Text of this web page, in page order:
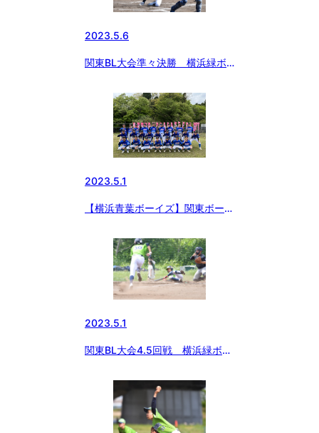
2023.5.6
関東BL大会準々決勝 横浜緑ボ
2023.5.1
【横浜青葉ボーイズ】関東ボーイ
2023.5.1
関東BL大会4.5回戦 横浜緑ボー